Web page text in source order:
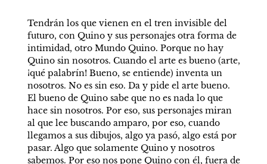
Tendrán los que vienen en el tren invisible del
futuro, con Quino y sus personajes otra forma de
intimidad, otro Mundo Quino. Porque no hay
Quino sin nosotros. Cuando el arte es bueno (arte,
¡qué palabrín! Bueno, se entiende) inventa un
nosotros. No es sin eso. Da y pide el arte bueno.
El bueno de Quino sabe que no es nada lo que
hace sin nosotros. Por eso, sus personajes miran
al que lee buscando amparo, por eso, cuando
llegamos a sus dibujos, algo ya pasó, algo está por
pasar. Algo que solamente Quino y nosotros
sabemos. Por eso nos pone Quino con él, fuera de